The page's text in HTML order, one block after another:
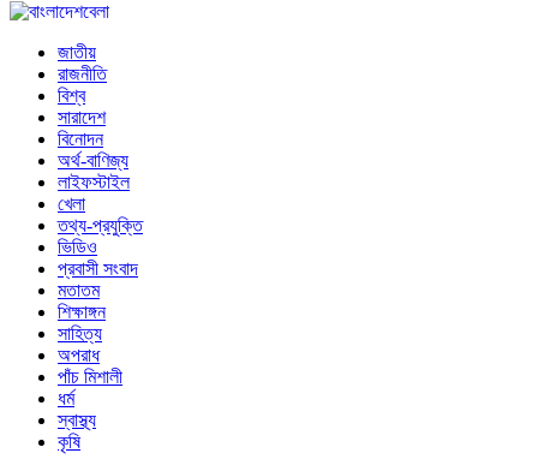
জাতীয়
রাজনীতি
বিশ্ব
সারাদেশ
বিনোদন
অর্থ-বাণিজ্য
লাইফস্টাইল
খেলা
তথ্য-প্রযুক্তি
ভিডিও
প্রবাসী সংবাদ
মতাতম
শিক্ষাঙ্গন
সাহিত্য
অপরাধ
পাঁচ মিশালী
ধর্ম
স্বাস্থ্য
কৃষি